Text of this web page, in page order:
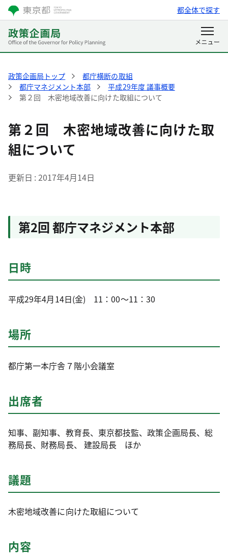
都全体で探す
政策企画局トップ
都庁横断の取組
都庁マネジメント本部
平成29年度 議事概要
第２回 木密地域改善に向けた取組について
第２回 木密地域改善に向けた取
組について
更新日 2017年4月14日
第2回 都庁マネジメント本部
日時
平成29年4月14日(金) 11：00～11：30
場所
都庁第一本庁舎７階小会議室
出席者
知事、副知事、教育長、東京都技監、政策企画局長、総
務局長、財務局長、 建設局長 ほか
議題
木密地域改善に向けた取組について
内容